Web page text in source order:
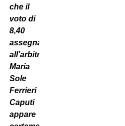
che il
voto di
8,40
assegnato
all’arbitro
Maria
Sole
Ferrieri
Caputi
appare